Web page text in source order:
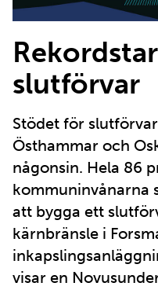
slutförvar
Stödet för
Östhammar och
någonsin. Hela 86
kommuninvånarna
att bygga ett
kärnbränsle i
visar en